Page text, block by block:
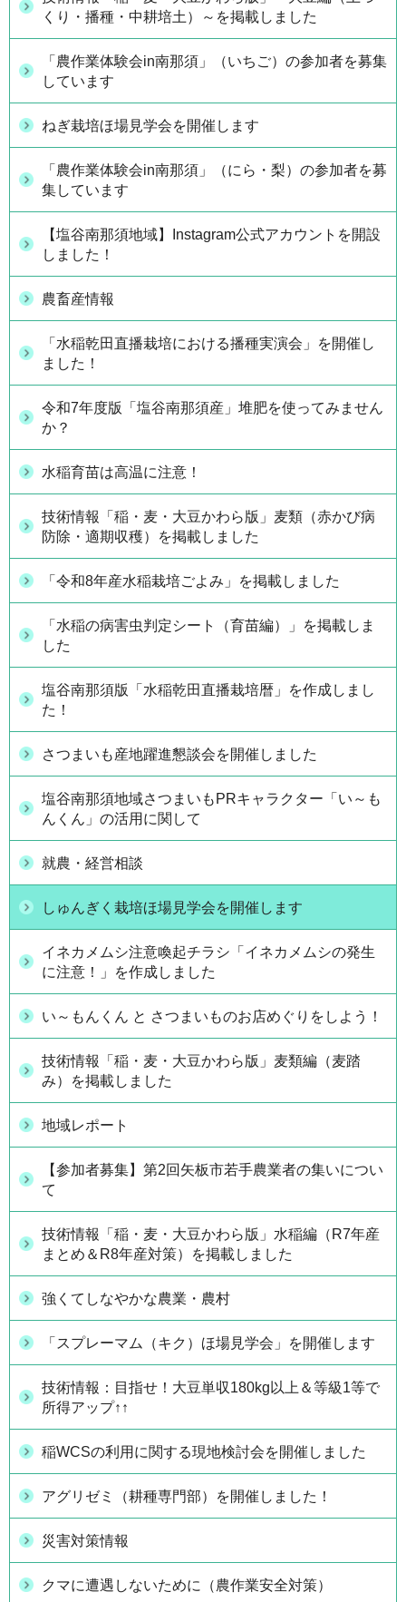
くり・播種・中耕培土）～を掲載しました
「農作業体験会in南那須」（いちご）の参加者を募集
しています
ねぎ栽培ほ場見学会を開催します
「農作業体験会in南那須」（にら・梨）の参加者を募
集しています
【塩谷南那須地域】Instagram公式アカウントを開設
しました！
農畜産情報
「水稲乾田直播栽培における播種実演会」を開催し
ました！
令和7年度版「塩谷南那須産」堆肥を使ってみません
か？
水稲育苗は高温に注意！
技術情報「稲・麦・大豆かわら版」麦類（赤かび病
防除・適期収穫）を掲載しました
「令和8年産水稲栽培ごよみ」を掲載しました
「水稲の病害虫判定シート（育苗編）」を掲載しま
した
塩谷南那須版「水稲乾田直播栽培暦」を作成しまし
た！
さつまいも産地躍進懇談会を開催しました
塩谷南那須地域さつまいもPRキャラクター「い～も
んくん」の活用に関して
就農・経営相談
しゅんぎく栽培ほ場見学会を開催します
イネカメムシ注意喚起チラシ「イネカメムシの発生
に注意！」を作成しました
い～もんくん と さつまいものお店めぐりをしよう！
技術情報「稲・麦・大豆かわら版」麦類編（麦踏
み）を掲載しました
地域レポート
【参加者募集】第2回矢板市若手農業者の集いについ
て
技術情報「稲・麦・大豆かわら版」水稲編（R7年産
まとめ＆R8年産対策）を掲載しました
強くてしなやかな農業・農村
「スプレーマム（キク）ほ場見学会」を開催します
技術情報：目指せ！大豆単収180kg以上＆等級1等で
所得アップ↑↑
稲WCSの利用に関する現地検討会を開催しました
アグリゼミ（耕種専門部）を開催しました！
災害対策情報
クマに遭遇しないために（農作業安全対策）